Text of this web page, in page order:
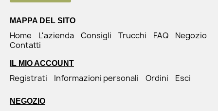
MAPPA DEL SITO
Home L'azienda Consigli Trucchi FAQ
Negozio
Contatti
IL MIO ACCOUNT
Registrati Informazioni personali Ordini Esci
NEGOZIO